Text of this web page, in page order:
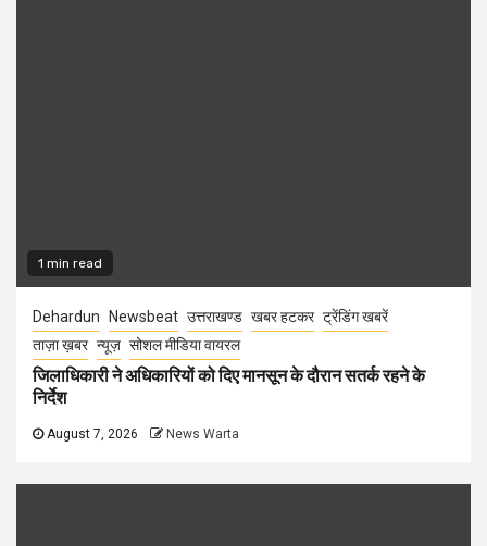
1 min read
Dehardun Newsbeat उत्तराखण्ड खबर हटकर ट्रेंडिंग खबरें
ताज़ा ख़बर न्यूज़ सोशल मीडिया वायरल
जिलाधिकारी ने अधिकारियों को दिए मानसून के दौरान सतर्क रहने के
निर्देश
August 7, 2026 News Warta